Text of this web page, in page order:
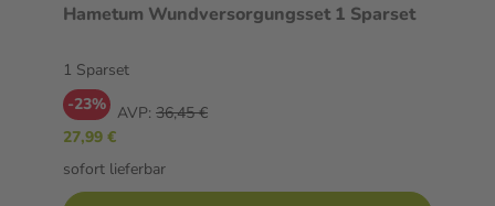
Hametum Wundversorgungsset 1 Sparset
1 Sparset
-23% AVP: 36,45 €
27,99 €
sofort lieferbar